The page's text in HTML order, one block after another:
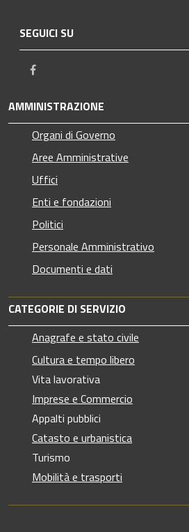
SEGUICI SU
AMMINISTRAZIONE
Organi di Governo
Aree Amministrative
Uffici
Enti e fondazioni
Politici
Personale Amministrativo
Documenti e dati
CATEGORIE DI SERVIZIO
Anagrafe e stato civile
Cultura e tempo libero
Vita lavorativa
Imprese e Commercio
Appalti pubblici
Catasto e urbanistica
Turismo
Mobilità e trasporti